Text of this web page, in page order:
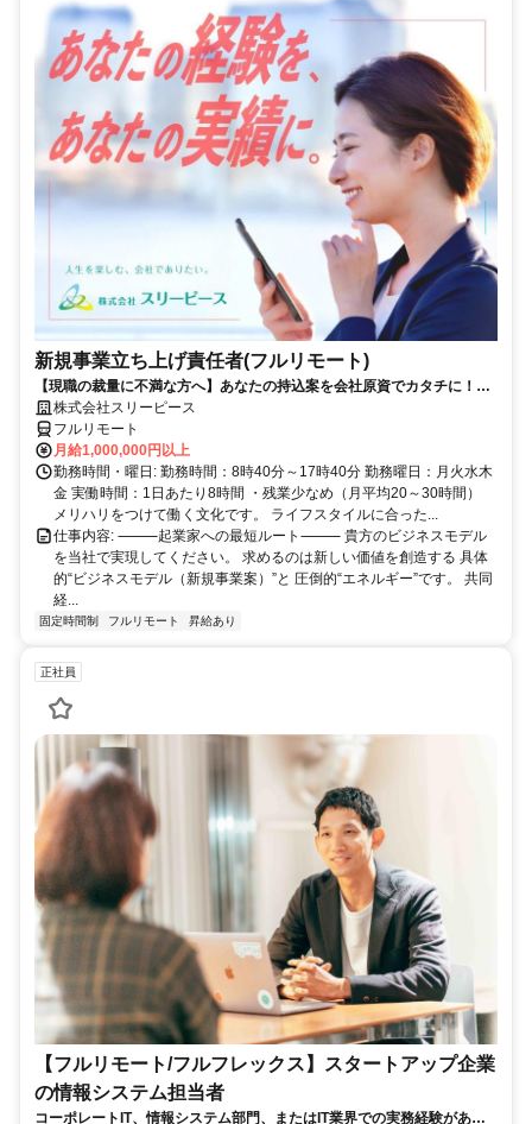
新規事業立ち上げ責任者(フルリモート)
【現職の裁量に不満な方へ】あなたの持込案を会社原資でカタチに！最
短6ヶ月で共同経営者の道へ
株式会社スリーピース
フルリモート
月給1,000,000円以上
勤務時間・曜日: 勤務時間：8時40分～17時40分 勤務曜日：月火水木
金 実働時間：1日あたり8時間 ・残業少なめ（月平均20～30時間）
メリハリをつけて働く文化です。 ライフスタイルに合った...
仕事内容: ⸻起業家への最短ルート⸻ 貴方のビジネスモデル
を当社で実現してください。 求めるのは新しい価値を創造する 具体
的“ビジネスモデル（新規事業案）”と 圧倒的“エネルギー”です。 共同
経...
固定時間制 フルリモート 昇給あり
正社員
【フルリモート/フルフレックス】スタートアップ企業
の情報システム担当者
コーポレートIT、情報システム部門、またはIT業界での実務経験がある